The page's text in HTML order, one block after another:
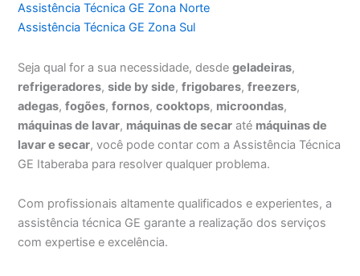
Assistência Técnica GE Zona Norte
Assistência Técnica GE Zona Sul
Seja qual for a sua necessidade, desdegeladeiras,
refrigeradores,side by side,frigobares,freezers,
adegas,fogões,fornos,cooktops, microondas,
máquinas de lavar, máquinas de secar até máquinas de
lavar e secar, você pode contar com a Assistência Técnica
GE Itaberaba para resolver qualquer problema.
Com profissionais altamente qualificados e experientes, a
assistência técnica GE garante a realização dos serviços
com expertise e excelência.